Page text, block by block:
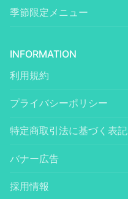
季節限定メニュー
INFORMATION
利用規約
プライバシーポリシー
特定商取引法に基づく表記
バナー広告
採用情報